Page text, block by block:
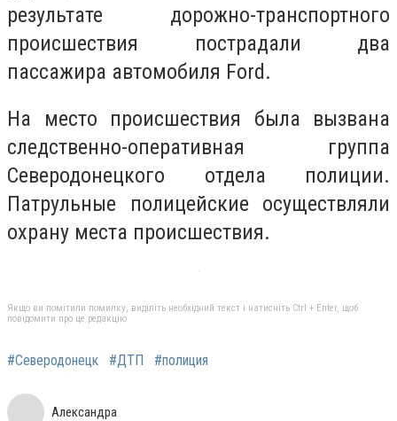
результате дорожно-транспортного
происшествия пострадали два
пассажира автомобиля Ford.
На место происшествия была вызвана
следственно-оперативная группа
Северодонецкого отдела полиции.
Патрульные полицейские осуществляли
охрану места происшествия.
Якщо ви помітили помилку, виділіть необхідний текст і натисніть Ctrl + Enter, щоб
повідомити про це редакцію
#Северодонецк #ДТП #полиция
Александра